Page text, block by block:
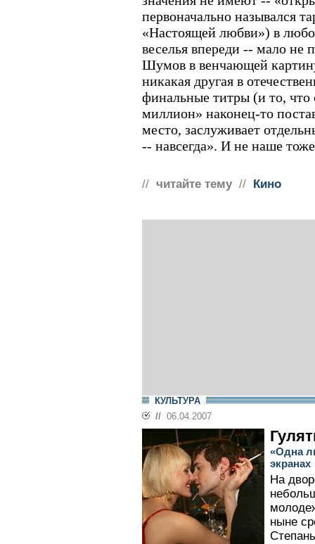
первоначально назывался
«Настоящей любви») в
веселья впереди -- мало не
Шумов в венчающей
никакая другая в
финальные титры (и то,
миллион» наконец-то
место, заслуживает
-- навсегда». И не наше
// читайте тему // Кино
КУЛЬТУРА
// 06.04.2007
«Одна
экранах
На
ныне